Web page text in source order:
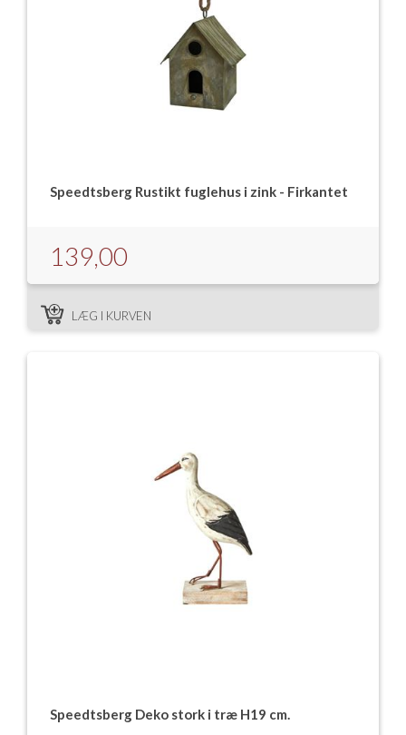
Speedtsberg Rustikt fuglehus i zink - Firkantet
139,00
LÆG I KURVEN
Speedtsberg Deko stork i træ H19 cm.